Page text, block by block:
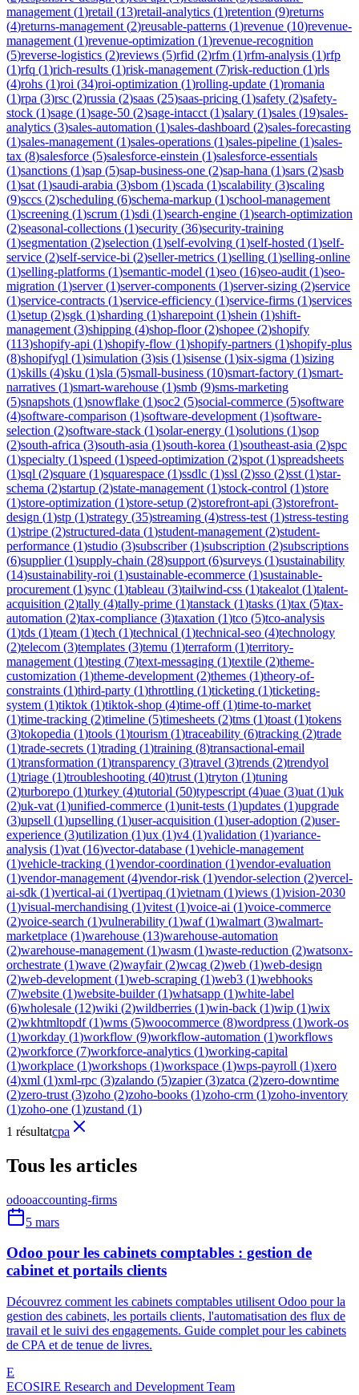
management (1)retail (13)retail-analytics (1)retention (9)returns
(4)returns-management (2)reusable-patterns (1)revenue (10)revenue-
management (1)revenue-optimization (1)revenue-recognition
(5)reverse-logistics (2)reviews (5)rfid (2)rfm (1)rfm-analysis (1)rfp
(1)rfq (1)rich-results (1)risk-management (7)risk-reduction (1)rls
(4)rohs (1)roi (34)roi-optimization (1)rolling-update (1)romania
(1)rpa (3)rsc (2)russia (2)saas (25)saas-pricing (1)safety (2)safety-
stock (1)sage (1)sage-50 (2)sage-intacct (1)salary (1)sales (19)sales-
analytics (3)sales-automation (1)sales-dashboard (2)sales-forecasting
(1)sales-management (1)sales-operations (1)sales-pipeline (1)sales-
tax (8)salesforce (5)salesforce-einstein (1)salesforce-essentials
(1)sanctions (1)sap (5)sap-business-one (2)sap-hana (1)sars (2)sasb
(1)sat (1)saudi-arabia (3)sbom (1)scada (1)scalability (3)scaling
(9)sccs (2)scheduling (6)schema-markup (1)school-management
(1)screening (1)scrum (1)sdi (1)search-engine (1)search-optimization
(2)seasonal-collections (1)security (36)security-training
(1)segmentation (2)selection (1)self-evolving (1)self-hosted (1)self-
service (2)self-service-bi (2)seller-metrics (1)selling (1)selling-online
(1)selling-platforms (1)semantic-model (1)seo (16)seo-audit (1)seo-
migration (1)server(1)server-components (1)server-sizing (2)service
(1)service-contracts (1)service-efficiency (1)service-firms (1)services
(1)setup (2)sgk (1)sharding (1)sharepoint (1)shein (1)shift-
management (3)shipping (4)shop-floor(2)shopee (2)shopify
(113)shopify-api (1)shopify-flow (1)shopify-partners (1)shopify-plus
(8)shopifyql (1)simulation (3)sis (1)sisense (1)six-sigma (1)sizing
(1)skills (4)sku (1)sla (5)small-business (10)smart-factory (1)smart-
narratives (1)smart-warehouse (1)smb (9)sms-marketing
(5)snapshots (1)snowflake (1)soc2 (5)social-commerce (5)software
(4)software-comparison (1)software-development (1)software-
selection (2)software-stack (1)solar-energy (1)solutions (1)sop
(2)south-africa (3)south-asia (1)south-korea (1)southeast-asia (2)spc
(1)specialty (1)speed (1)speed-optimization (2)spot (1)spreadsheets
(1)sql (2)square (1)squarespace (1)ssdlc (1)ssl (2)sso (2)sst (1)star-
schema (2)startup (2)state-management (1)stock-control (1)store
(1)store-optimization (1)store-setup (2)storefront-api (3)storefront-
design (1)stp (1)strategy (35)streaming (4)stress-test (1)stress-testing
(1)stripe (2)structured-data (1)student-management (2)student-
performance (1)studio (3)subscriber(1)subscription (2)subscriptions
(6)supplier(1)supply-chain (28)support (6)surveys (1)sustainability
(14)sustainability-roi (1)sustainable-ecommerce (1)sustainable-
procurement (1)sync (1)tableau (3)tailwind-css (1)takealot (1)talent-
acquisition (2)tally (4)tally-prime (1)tanstack (1)tasks (1)tax (5)tax-
automation (2)tax-compliance (3)taxation (1)tco (5)tco-analysis
(1)tds (1)team (1)tech (1)technical (1)technical-seo (4)technology
(2)telecom (3)templates (3)temu (1)terraform (1)territory-
management (1)testing (7)text-messaging (1)textile (2)theme-
customization (1)theme-development (2)themes (1)theory-of-
constraints (1)third-party (1)throttling (1)ticketing (1)ticketing-
system (1)tiktok (1)tiktok-shop (4)time-off(1)time-to-market
(1)time-tracking (2)timeline (5)timesheets (2)tms (1)toast (1)tokens
(3)tokopedia (1)tools (1)tourism (1)traceability (6)tracking (2)trade
(1)trade-secrets (1)trading (1)training (8)transactional-email
(1)transformation (1)transparency (3)travel (3)trends (2)trendyol
(1)triage (1)troubleshooting (40)trust (1)tryton (1)tuning
(2)turborepo (1)turkey (4)tutorial (50)typescript (4)uae (3)uat (1)uk
(2)uk-vat (1)unified-commerce (1)unit-tests (1)updates (1)upgrade
(3)upsell (1)upselling (1)user-acquisition (1)user-adoption (2)user-
experience (3)utilization (1)ux (1)v4 (1)validation (1)variance-
analysis (1)vat (16)vector-database (1)vehicle-management
(1)vehicle-tracking (1)vendor-coordination (1)vendor-evaluation
(1)vendor-management (4)vendor-risk (1)vendor-selection (2)vercel-
ai-sdk (1)vertical-ai (1)vertipaq (1)vietnam (1)views (1)vision-2030
(1)visual-merchandising (1)vitest (1)voice-ai (1)voice-commerce
(2)voice-search (1)vulnerability (1)waf(1)walmart (3)walmart-
marketplace (1)warehouse (13)warehouse-automation
(2)warehouse-management (1)wasm (1)waste-reduction (2)watsonx-
orchestrate (1)wave (2)wayfair(2)wcag (2)web (1)web-design
(2)web-development (1)web-scraping (1)web3 (1)webhooks
(7)website (1)website-builder(1)whatsapp (1)white-label
(6)wholesale (12)wiki (2)wildberries (1)win-back (1)wip (1)wix
(2)wkhtmltopdf(1)wms (5)woocommerce (8)wordpress (1)work-os
(1)workday (1)workflow (9)workflow-automation (1)workflows
(2)workforce (7)workforce-analytics (1)working-capital
(1)workplace (1)workshops (1)workspace (1)wps-payroll (1)xero
(4)xml (1)xml-rpc (3)zalando (5)zapier(3)zatca (2)zero-downtime
(2)zero-trust (3)zoho (2)zoho-books (1)zoho-crm (1)zoho-inventory
(1)zoho-one (1)zustand (1)
1 résultatcpa
Tous les articles
odooaccounting-firms
5 mars
Odoo pour les cabinets comptables : gestion de
cabinet et portails clients
Découvrez comment les cabinets comptables utilisent Odoo pour la
gestion des cabinets, les portails clients, l'automatisation des flux de
travail et le suivi des engagements. Guide complet pour les cabinets
de CPA et de tenue de livres.
E
ECOSIRE Research and Development Team